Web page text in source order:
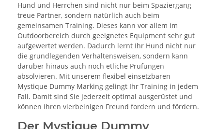
Hund und Herrchen sind nicht nur beim Spaziergang
treue Partner, sondern natürlich auch beim
gemeinsamen Training. Dieses kann vor allem im
Outdoorbereich durch geeignetes Equipment sehr gut
aufgewertet werden. Dadurch lernt Ihr Hund nicht nur
die grundlegenden Verhaltensweisen, sondern kann
darüber hinaus auch noch etliche Prüfungen
absolvieren. Mit unserem flexibel einsetzbaren
Mystique Dummy Marking gelingt Ihr Training in jedem
Fall. Damit sind Sie jederzeit optimal ausgerüstet und
können Ihren vierbeinigen Freund fordern und fördern.
Der Mystique Dummy